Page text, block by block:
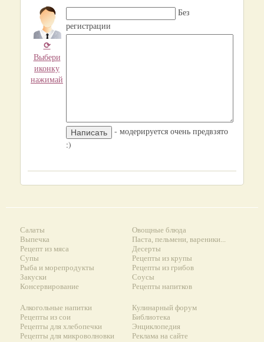
⟳
Выбери
иконку
нажимай
Без
регистрации
- модерируется очень предвзято
:)
Салаты
Выпечка
Рецепт из мяса
Супы
Рыба и морепродукты
Закуски
Консервирование
Овощные блюда
Паста, пельмени, вареники...
Десерты
Рецепты из крупы
Рецепты из грибов
Соусы
Рецепты напитков
Алкогольные напитки
Рецепты из сои
Рецепты для хлебопечки
Рецепты для микроволновки
Кулинарный форум
Библиотека
Энциклопедия
Реклама на сайте